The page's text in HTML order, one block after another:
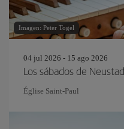
Imagen: Peter Togel
04 jul 2026 - 15 ago 2026
Los sábados de
Église Saint-Paul